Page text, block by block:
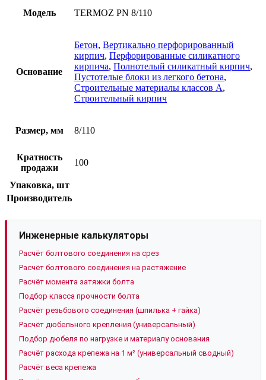
Модель TERMOZ PN 8/110
Основание
Бетон, Вертикально перфорированный
кирпич, Перфорированные силикатного
кирпича, Полнотелый силикатный кирпич,
Пустотелые блоки из легкого бетона,
Строительные материалы классов A,
Строительный кирпич
Размер, мм 8/110
Кратность
продажи
100
Упаковка, шт
Производитель
Инженерные калькуляторы
Расчёт болтового соединения на срез
Расчёт болтового соединения на растяжение
Расчёт момента затяжки болта
Подбор класса прочности болта
Расчёт резьбового соединения (шпилька + гайка)
Расчёт дюбельного крепления (универсальный)
Подбор дюбеля по нагрузке и материалу основания
Расчёт расхода крепежа на 1 м² (универсальный сводный)
Расчёт веса крепежа